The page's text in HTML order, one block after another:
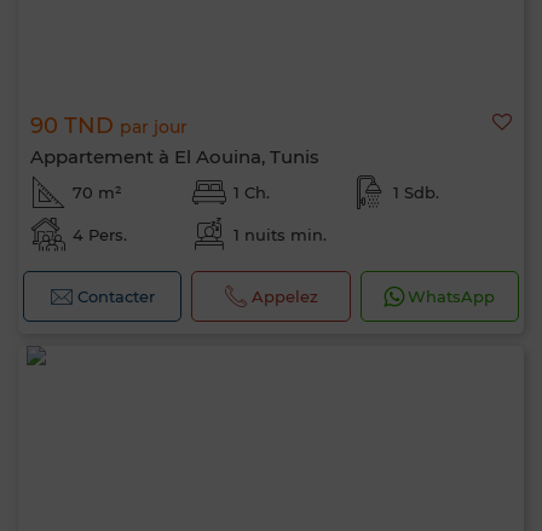
90 TND par jour
Appartement à El Aouina, Tunis
70 m² 1 Ch. 1 Sdb.
4 Pers. 1 nuits min.
Contacter Appelez WhatsApp